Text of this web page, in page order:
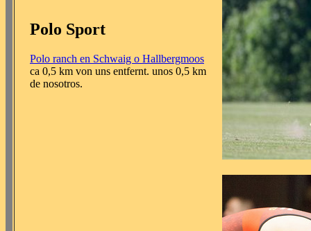
Polo Sport
Polo ranch en Schwaig o Hallbergmoos
ca 0,5 km von uns entfernt. unos 0,5 km
de nosotros.